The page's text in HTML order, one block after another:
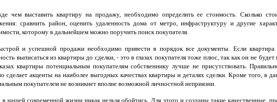
чем выставить квартиру на продажу, необходимо определить ее стоимость. Сколько
сравнить район, оценить удаленность дома от метро, инфраструктуру и другие
которому в дальнейшем можно поручить поиск покупателя.
и успешной продажи необходимо привести в порядок все документы. Если квартира
выписаться из квартиры до сделки, - это в глазах покупателя тоже плюс, так как он не
квартиры потенциальным покупателям собственнику лучше не присутствовать.
сделает акценты на наиболее выгодных качествах квартиры и деталях сделки. Кроме того, в
покупателем не возникнет вполне возможной личностной неприязни.
современной жизни никак нельзя обойтись. Для этого и созданы такие качественные,